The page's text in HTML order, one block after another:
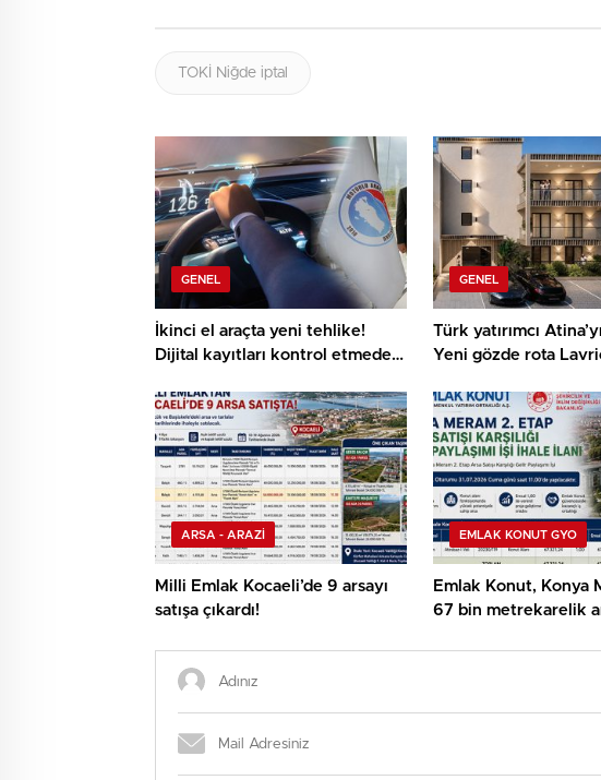
TOKİ Niğde iptal
GENEL
İkinci el araçta yeni tehlike!
Dijital kayıtları kontrol etmeden
GENEL
Türk yatırımcı
Yeni gözde rota
ARSA - ARAZİ
Milli Emlak Kocaeli’de 9 arsayı
satışa çıkardı!
EMLAK KONUT GYO
Emlak Konut, Konya
67 bin metrekarelik